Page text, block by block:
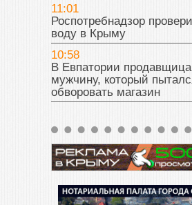
11:01
Роспотребнадзор
воду в Крыму
10:58
В Евпатории
мужчину, который
обворовать магазин